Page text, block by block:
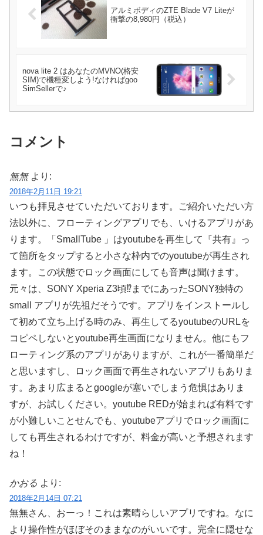
アルミボディのZTE Blade V7 Liteが
衝撃の8,980円（税込）
nova lite 2 はあなたのMVNO(格安
SIM)で機種変しよう!なければgoo
SimSellerで♪
コメント
無無 より:
2018年2月11日 19:21
いつも拝見させていただいております。ご紹介いただい方
法以外に、フローティングアプリでも、いけるアプリがあ
ります。「SmallTube 」はyoutubeを再生して『共有』っ
て箇所をタップすると小さな枠内でのyoutubeが再生され
ます。この状態でロック画面にしても音声は聞けます。
元々は、SONY Xperia Z3頃⁉︎までにあったSONY独特の
small アプリが先祖だそうです。アプリをインストールし
て初めて立ち上げる時のみ、再生してるyoutubeのURLを
コピペしないとyoutube再生画面になりません。他にもフ
ローティング系のアプリがありますが、これが一番簡単だ
と思いますし、ロック画面で再生されないアプリもありま
す。あまり広まるとgoogleが塞いでしまう危惧はありま
すが、お試しください。youtube REDが始まれば有料です
が小難しいことせんでも、youtubeアプリでロック画面に
しても再生されるわけですが、料金が高いと予想されます
ね！
かおる より:
2018年2月14日 07:21
無無さん、おーっ！これは素晴らしいアプリですね。なに
より操作性がほぼそのままなのがいいです。完全に隠せな